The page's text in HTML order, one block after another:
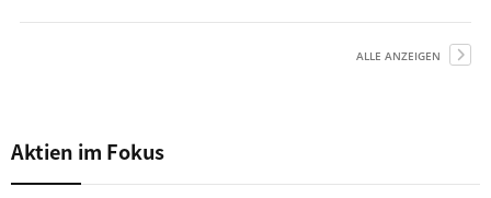
ALLE ANZEIGEN
Aktien im Fokus